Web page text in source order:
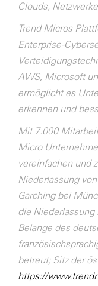
Clouds,
Trend Micros
Enterprise-
AWS, Microsoft
ermöglicht es
erkennen und
Mit 7.000
Micro
vereinfachen und
Niederlassung
Garching bei
die
Belange des
betreut; Sitz der
https://